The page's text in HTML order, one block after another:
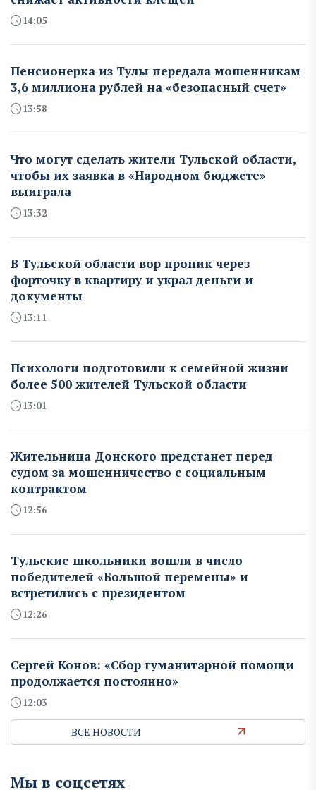
14:05
Пенсионерка из Тулы передала мошенникам
3,6 миллиона рублей на «безопасный счет»
13:58
Что могут сделать жители Тульской области,
чтобы их заявка в «Народном бюджете»
выиграла
13:32
В Тульской области вор проник через
форточку в квартиру и украл деньги и
документы
13:11
Психологи подготовили к семейной жизни
более 500 жителей Тульской области
13:01
Жительница Донского предстанет перед
судом за мошенничество с социальным
контрактом
12:56
Тульские школьники вошли в число
победителей «Большой перемены» и
встретились с президентом
12:26
Сергей Конов: «Сбор гуманитарной помощи
продолжается постоянно»
12:03
ВСЕ НОВОСТИ
Мы в соцсетях